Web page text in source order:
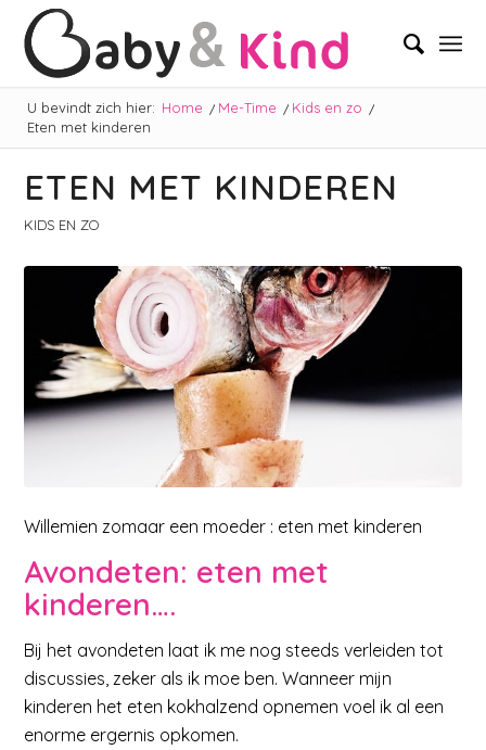
U bevindt zich hier: Home / Me-Time / Kids en zo /
Eten met kinderen
ETEN MET KINDEREN
KIDS EN ZO
Willemien zomaar een moeder : eten met kinderen
Avondeten: eten met
kinderen….
Bij het avondeten laat ik me nog steeds verleiden tot
discussies, zeker als ik moe ben. Wanneer mijn
kinderen het eten kokhalzend opnemen voel ik al een
enorme ergernis opkomen.